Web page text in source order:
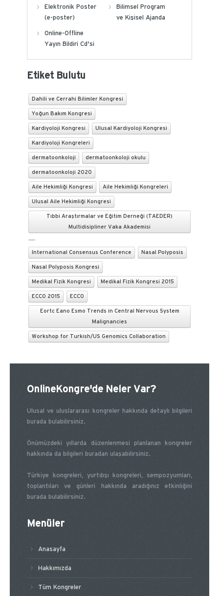
Elektronik Poster
(e-poster)
Bilimsel Program
ve Kişisel Ajanda
Online-Offline
Yayın Bildiri Cd'si
Etiket Bulutu
Dahili ve Cerrahi Bilimler Kongresi
Yoğun Bakım Kongresi
Kardiyoloji Kongresi Ulusal Kardiyoloji Kongresi
Kardiyoloji Kongreleri
dermatoonkoloji dermatoonkoloji okulu
dermatoonkoloji 2020
Aile Hekimliği Kongresi Aile Hekimliği Kongreleri
Ulusal Aile Hekimliği Kongresi
Tıbbi Araştırmalar ve Eğitim Derneği (TAEDER)
Multidisipliner Vaka Akademisi
International Consensus Conference Nasal Polyposis
Nasal Polyposis Kongresi
Medikal Fizik Kongresi Medikal Fizik Kongresi 2015
ECCO 2015 ECCO
Eortc Eano Esmo Trends in Central Nervous System
Malignancies
Workshop for Turkish/US Genomics Collaboration
OnlineKongre'de Neler Var?
Ulusal ve uluslararası kongreler hakkında detaylı bilgileri
burada bulabilirsiniz.
Önümüzdeki yıllarda düzenlenmesi planlanan kongreler
hakkında da bilgileri buradan ulaşabilirsiniz.
Türkiye kongreleri, yurtdışı kongreleri, sempozyumları,
toplantıları ve günleri hakkında aradığınız etkinliğini
burada bulabilirsiniz.
Menüler
Anasayfa
Hakkımızda
Tüm Kongreler